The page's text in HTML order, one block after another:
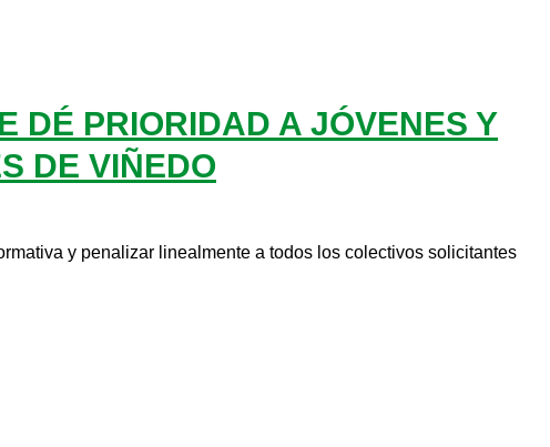
DÉ PRIORIDAD A JÓVENES Y
DE VIÑEDO
y penalizar linealmente a todos los colectivos solicitantes